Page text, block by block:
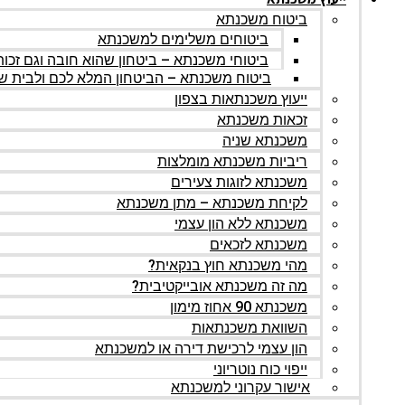
ביטוח משכנתא
ביטוחים משלימים למשכנתא
ביטוחי משכנתא – ביטחון שהוא חובה וגם
ביטוח משכנתא – הביטחון המלא לכם ולבית
ייעוץ משכנתאות בצפון
זכאות משכנתא
משכנתא שניה
ריביות משכנתא מומלצות
משכנתא לזוגות צעירים
לקיחת משכנתא – מתן משכנתא
משכנתא ללא הון עצמי
משכנתא לזכאים
מהי משכנתא חוץ בנקאית?
מה זה משכנתא אובייקטיבית?
משכנתא 90 אחוז מימון
השוואת משכנתאות
הון עצמי לרכישת דירה או למשכנתא
ייפוי כוח נוטריוני
אישור עקרוני למשכנתא